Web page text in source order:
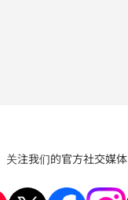
关注我们的官方社交媒体